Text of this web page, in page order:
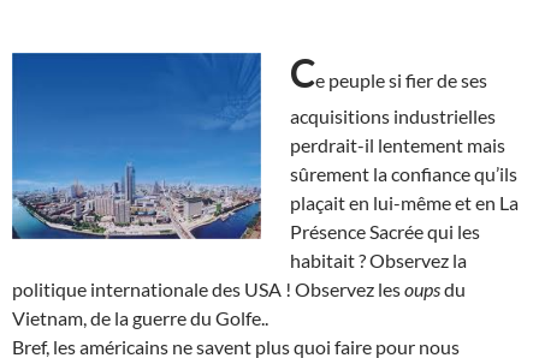
Ce peuple si fier de ses
acquisitions industrielles
perdrait-il lentement mais
sûrement la confiance qu’ils
plaçait en lui-même et en La
Présence Sacrée qui les
habitait ? Observez la
politique internationale des USA ! Observez lesoupsdu
Vietnam, de la guerre du Golfe..
Bref, les américains ne savent plus quoi faire pour nous